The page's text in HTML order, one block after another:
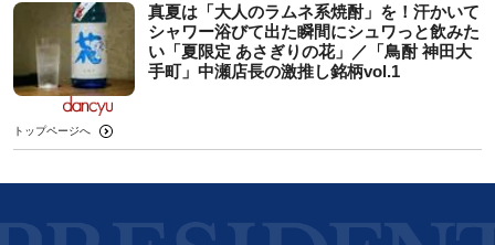
真夏は「大人のラムネ系焼酎」を！汗かいて
シャワー浴びて出た瞬間にシュワっと飲みた
い「夏限定 あさぎりの花」／「鳥酎 神田大
手町」中瀬店長の激推し銘柄vol.1
トップページへ